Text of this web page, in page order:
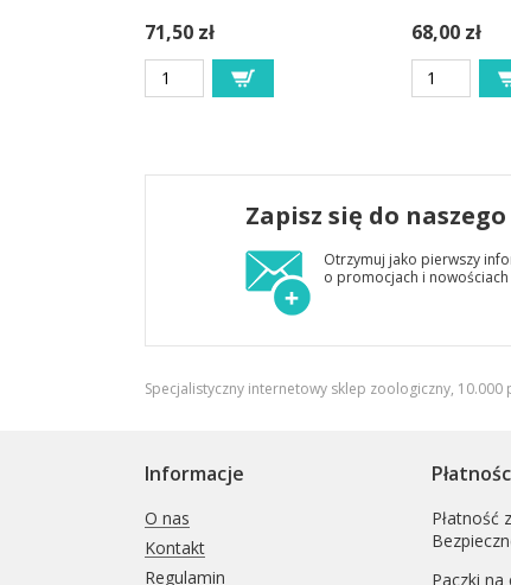
71,50 zł 68,00 zł
Zapisz się do
Otrzymuj jako pierwszy
o promocjach i nowościach
Specjalistyczny internetowy sklep zoologiczny,
Informacje
O nas
Kontakt
Regulamin
Płatność
Paczki na